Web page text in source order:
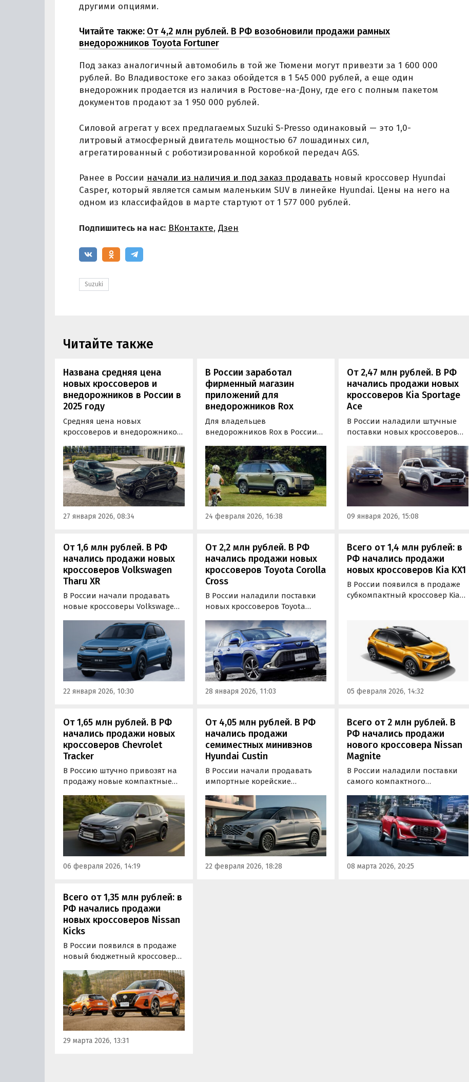
другими опциями.
Читайте также: От 4,2 млн рублей. В РФ возобновили продажи рамных
внедорожников Toyota Fortuner
Под заказ аналогичный автомобиль в той же Тюмени могут привезти за 1 600 000
рублей. Во Владивостоке его заказ обойдется в 1 545 000 рублей, а еще один
внедорожник продается из наличия в Ростове-на-Дону, где его с полным пакетом
документов продают за 1 950 000 рублей.
Силовой агрегат у всех предлагаемых Suzuki S-Presso одинаковый — это 1,0-
литровый атмосферный двигатель мощностью 67 лошадиных сил,
агрегатированный с роботизированной коробкой передач AGS.
Ранее в России начали из наличия и под заказ продавать новый кроссовер Hyundai
Casper, который является самым маленьким SUV в линейке Hyundai. Цены на него на
одном из классифайдов в марте стартуют от 1 577 000 рублей.
Подпишитесь на нас: ВКонтакте, Дзен
Suzuki
Читайте также
Названа средняя цена
новых кроссоверов и
внедорожников в России в
2025 году
Средняя цена новых
кроссоверов и внедорожников
3,2 млн рублей, что на 2,7%
меньше по сравнению с
предыдущим годом. Об этом
сообщили аналитики «Авито
Авто» в комментарии РИА
Новости.
27 января 2026, 08:34
В России заработал
фирменный магазин
приложений для
внедорожников Rox
Для владельцев
внедорожников Rox в России
приложений Rox Store,
который расширяет
функциональность их
мультимедийной системы.
Теперь владельцы Rox 01 могут
легко и безопасно
устанавливать популярные
24 февраля 2026, 16:38
От 2,47 млн рублей. В РФ
начались продажи новых
кроссоверов Kia Sportage
Ace
В России наладили штучные
поставки новых кроссоверов
производятся на совместном
предприятии Dongfeng‑Kia
(Yueda Kia) в Китае и продаются
только на китайском рынке.
09 января 2026, 15:08
От 1,6 млн рублей. В РФ
начались продажи новых
кроссоверов Volkswagen
Tharu XR
В России начали продавать
новые кроссоверы Volkswagen
производятся на совместном
предприятии SAIC‑Volkswagen и
поставляются к нам по
альтернативным схемам.
22 января 2026, 10:30
От 2,2 млн рублей. В РФ
начались продажи новых
кроссоверов Toyota Corolla
Cross
В России наладили поставки
новых кроссоверов Toyota
возят из Китая и иногда из
Японии, прося на одном из
классифайдов минимум 2 225
000 рублей, сообщает портал
«Автоновости дня».
28 января 2026, 11:03
Всего от 1,4 млн рублей: в
РФ начались продажи
новых кроссоверов Kia KX1
В России появился в продаже
субкомпактный кроссовер Kia
чем новая LADA Vesta. Цены на
него на одном из сайтов
объявлений сейчас стартуют от
1,4 млн рублей, сообщает
портал «Автоновости дня».
05 февраля 2026, 14:32
От 1,65 млн рублей. В РФ
начались продажи новых
кроссоверов Chevrolet
Tracker
В Россию штучно привозят на
продажу новые компактные
цены на которые бывают даже
ниже, чем на LADA. Например,
компания из Владивостока
предлагает доставить такой
паркетник всего за 1 650 000
рублей, сообщают…
06 февраля 2026, 14:19
От 4,05 млн рублей. В РФ
начались продажи
семиместных минивэнов
Hyundai Custin
В России начали продавать
импортные корейские
которые по параллельному
импорту привозят к нам из
Казахстана. Сегодня их можно
найти в наличии сразу в
нескольких регионах, а цены
на одном из классифайдов
стартуют от 4 050 000…
22 февраля 2026, 18:28
Всего от 2 млн рублей. В
РФ начались продажи
нового кроссовера Nissan
Magnite
В России наладили поставки
самого компактного
Речь об автомобилях
индийского производства,
которые могли бы
конкурировать на российском
рынке с Chery Tiggo 4 или Jetour
X50.
08 марта 2026, 20:25
Всего от 1,35 млн рублей: в
РФ начались продажи
новых кроссоверов Nissan
Kicks
В России появился в продаже
новый бюджетный кроссовер
автомобили китайской сборки,
выпускаемые на совместном
предприятии Dongfeng-Nissan,
а стоят они на одном из
классифайдов минимум 1 350
000 рублей, выяснили
«Автоновости…
29 марта 2026, 13:31